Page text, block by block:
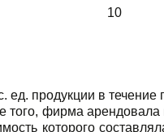
10
продукции в течение
фирма
которого